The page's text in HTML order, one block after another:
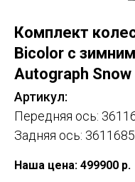
Комплект
Bicolor с
Autograph Snow
Артикул:
Передняя ось:
Задняя ось:
Наша цена: 499900 р.